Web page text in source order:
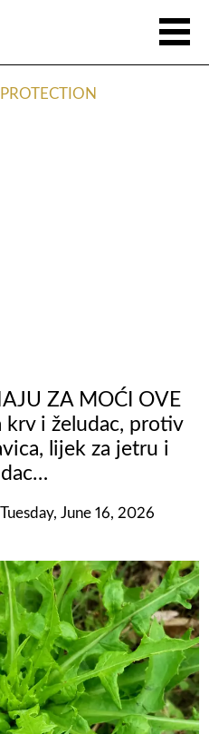
ZA MOĆI OVE
krv i želudac, protiv
lijek za jetru i
Tuesday, June 16, 2026